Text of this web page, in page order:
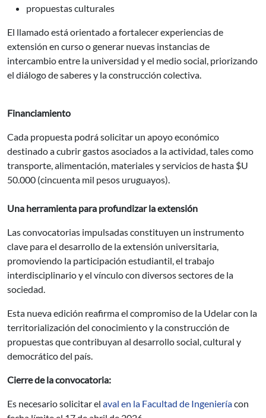
propuestas culturales
El llamado está orientado a fortalecer experiencias de
extensión en curso o generar nuevas instancias de
intercambio entre la universidad y el medio social, priorizando
el diálogo de saberes y la construcción colectiva.
Financiamiento
Cada propuesta podrá solicitar un apoyo económico
destinado a cubrir gastos asociados a la actividad, tales como
transporte, alimentación, materiales y servicios de hasta $U
50.000 (cincuenta mil pesos uruguayos).
Una herramienta para profundizar la extensión
Las convocatorias impulsadas constituyen un instrumento
clave para el desarrollo de la extensión universitaria,
promoviendo la participación estudiantil, el trabajo
interdisciplinario y el vínculo con diversos sectores de la
sociedad.
Esta nueva edición reafirma el compromiso de la Udelar con la
territorialización del conocimiento y la construcción de
propuestas que contribuyan al desarrollo social, cultural y
democrático del país.
Cierre de la convocatoria:
Es necesario solicitar el aval en la Facultad de Ingenieríacon